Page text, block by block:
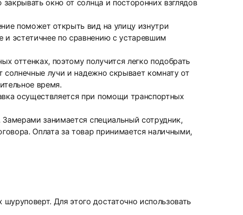
окно от солнца и посторонних взглядов
поможет открыть вид на улицу изнутри
эстетичнее по сравнению с устаревшим
оттенках, поэтому получится легко подобрать
солнечные лучи и надежно скрывает комнату от
время.
осуществляется при помощи транспортных
занимается специальный сотрудник,
Оплата за товар принимается наличными,
Для этого достаточно использовать